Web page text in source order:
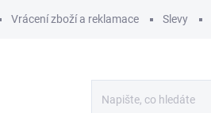
Vrácení zboží a reklamace Slevy